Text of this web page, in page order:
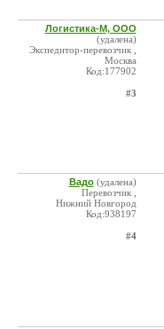
Логистика-М, ООО
(удалена)
Экспедитор-перевозчик ,
Москва
Код:177902
#3
Вадо (удалена)
Перевозчик ,
Нижний Новгород
Код:938197
#4